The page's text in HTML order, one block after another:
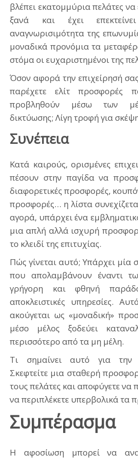
βλέπει εκατομμύρια πελάτες
ξανά και έχει
αναγνωρισιμότητα της
μοναδικά προνόμια τα
στόμα οι ευχαριστημένοι της
Όσον αφορά την επιχείρησή
παρέχετε ελίτ προσφορές
προβληθούν μέσω των
δικτύωσης; Λίγη τροφή για
Συνέπεια
Κατά καιρούς, ορισμένες
πέσουν στην παγίδα να
διαφορετικές προσφορές,
προσφορές… η λίστα
αγορά, υπάρχει ένα
μια απλή αλλά ισχυρή
το κλειδί της επιτυχίας.
Πώς γίνεται αυτό; Υπάρχει μία
που απολαμβάνουν έναντι
γρήγορη και φθηνή
αποκλειστικές υπηρεσίες.
ακούγεται ως «μοναδική»
μέσο μέλος ξοδεύει
περισσότερο από τα μη μέλη.
Τι σημαίνει αυτό για την
Σκεφτείτε μια σταθερή
τους πελάτες και αποφύγετε να
να περιπλέκετε υπερβολικά τα
Συμπέρασμα
Η αφοσίωση μπορεί να